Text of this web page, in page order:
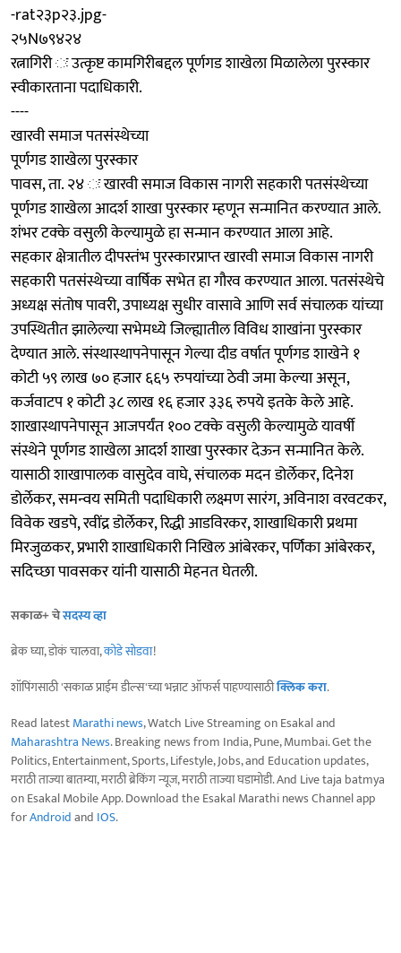
-rat२३p२३.jpg-
२५N७९४२४
रत्नागिरी ः उत्कृष्ट कामगिरीबद्दल पूर्णगड शाखेला मिळालेला पुरस्कार
स्वीकारताना पदाधिकारी.
----
खारवी समाज पतसंस्थेच्या
पूर्णगड शाखेला पुरस्कार
पावस, ता. २४ ः खारवी समाज विकास नागरी सहकारी पतसंस्थेच्या
पूर्णगड शाखेला आदर्श शाखा पुरस्कार म्हणून सन्मानित करण्यात आले.
शंभर टक्के वसुली केल्यामुळे हा सन्मान करण्यात आला आहे.
सहकार क्षेत्रातील दीपस्तंभ पुरस्कारप्राप्त खारवी समाज विकास नागरी
सहकारी पतसंस्थेच्या वार्षिक सभेत हा गौरव करण्यात आला. पतसंस्थेचे
अध्यक्ष संतोष पावरी, उपाध्यक्ष सुधीर वासावे आणि सर्व संचालक यांच्या
उपस्थितीत झालेल्या सभेमध्ये जिल्ह्यातील विविध शाखांना पुरस्कार
देण्यात आले. संस्थास्थापनेपासून गेल्या दीड वर्षात पूर्णगड शाखेने १
कोटी ५९ लाख ७० हजार ६६५ रुपयांच्या ठेवी जमा केल्या असून,
कर्जवाटप १ कोटी ३८ लाख १६ हजार ३३६ रुपये इतके केले आहे.
शाखास्थापनेपासून आजपर्यंत १०० टक्के वसुली केल्यामुळे यावर्षी
संस्थेने पूर्णगड शाखेला आदर्श शाखा पुरस्कार देऊन सन्मानित केले.
यासाठी शाखापालक वासुदेव वाघे, संचालक मदन डोर्लेकर, दिनेश
डोर्लेकर, समन्वय समिती पदाधिकारी लक्ष्मण सारंग, अविनाश वरवटकर,
विवेक खडपे, रवींद्र डोर्लेकर, रिद्धी आडविरकर, शाखाधिकारी प्रथमा
मिरजुळकर, प्रभारी शाखाधिकारी निखिल आंबेरकर, पर्णिका आंबेरकर,
सदिच्छा पावसकर यांनी यासाठी मेहनत घेतली.
सकाळ+ चेसदस्य व्हा
ब्रेक घ्या, डोकं चालवा,कोडे सोडवा!
शॉपिंगसाठी 'सकाळ प्राईम डील्स'च्या भन्नाट ऑफर्स पाहण्यासाठीक्लिक करा.
Read latestMarathi news, Watch Live Streaming on Esakal and
Maharashtra News. Breaking news from India, Pune, Mumbai. Get the
Politics, Entertainment, Sports, Lifestyle, Jobs, and Education updates,
मराठी ताज्या बातम्या, मराठी ब्रेकिंग न्यूज, मराठी ताज्या घडामोडी. And Live taja batmya
on Esakal Mobile App. Download the Esakal Marathi news Channel app
forAndroidand IOS.